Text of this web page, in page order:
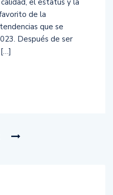
de la
que se
Después de ser